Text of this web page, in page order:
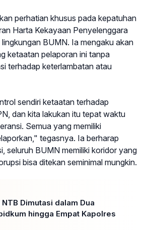
perhatian khusus pada kepatuhan
Harta Kekayaan Penyelenggara
BUMN. Ia mengaku akan
ketaatan pelaporan ini tanpa
terhadap keterlambatan atau
sendiri ketaatan terhadap
dan kita lakukan itu tepat waktu
Semua yang memiliki
tegasnya. Ia berharap
seluruh BUMN memiliki koridor yang
bisa ditekan seminimal mungkin.
NTB Dimutasi dalam Dua
hingga Empat Kapolres